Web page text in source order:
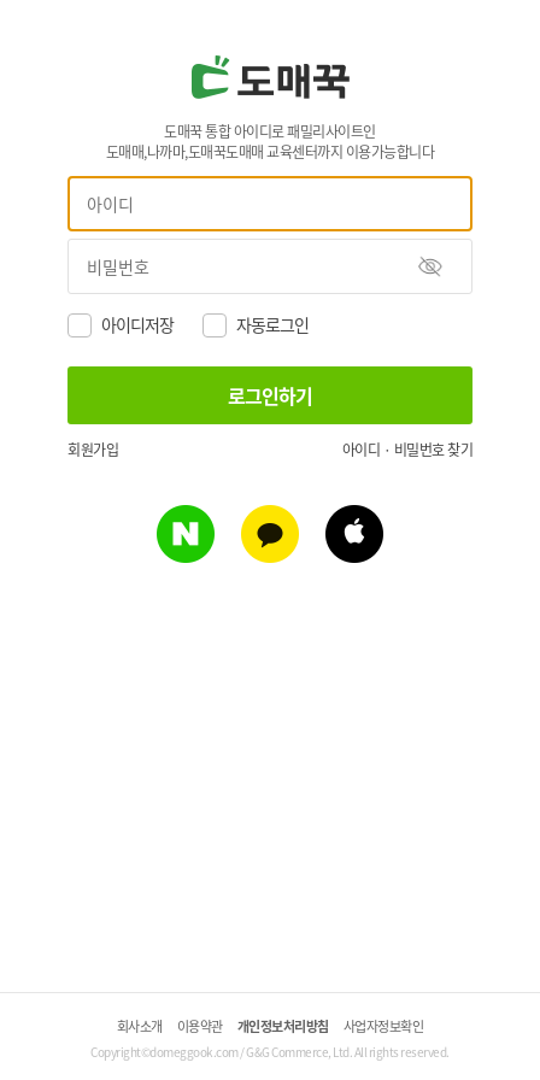
도매꾹 통합 아이디로 패밀리사이트인
도매매,나까마,도매꾹도매매 교육센터까지 이용가능합니다
아이디저장 자동로그인
회원가입 아이디 · 비밀번호 찾기
회사소개 이용약관 개인정보처리방침 사업자정보확인
Copyright©domeggook.com / G&G Commerce, Ltd. All rights reserved.